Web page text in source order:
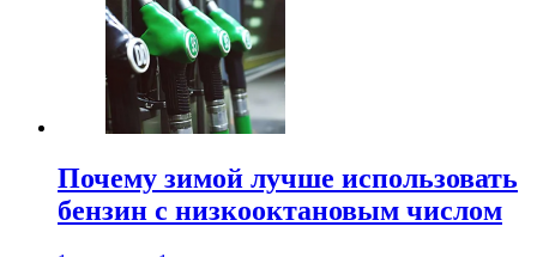
Почему зимой лучше использовать
бензин с низкооктановым числом